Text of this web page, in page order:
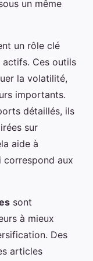
un même
un rôle clé
Ces outils
la volatilité,
importants.
détaillés, ils
sur
aide à
correspond aux
sont
à mieux
Des
articles